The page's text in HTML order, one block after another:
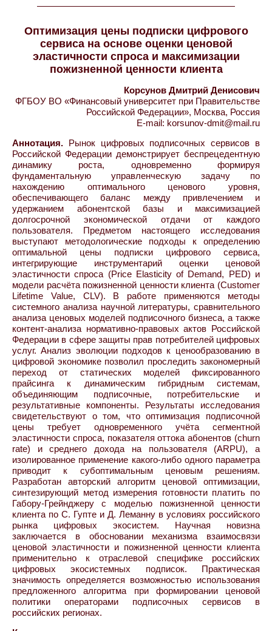
Оптимизация цены подписки цифрового
сервиса на основе оценки ценовой
эластичности спроса и максимизации
пожизненной ценности клиента
Корсунов Дмитрий Денисович
ФГБОУ ВО «Финансовый университет при Правительстве
Российской Федерации», Москва, Россия
E-mail: korsunov-dmit@mail.ru
Аннотация. Рынок цифровых подписочных сервисов в
Российской Федерации демонстрирует беспрецедентную
динамику роста, одновременно формируя
фундаментальную управленческую задачу по
нахождению оптимального ценового уровня,
обеспечивающего баланс между привлечением и
удержанием абонентской базы и максимизацией
долгосрочной экономической отдачи от каждого
пользователя. Предметом настоящего исследования
выступают методологические подходы к определению
оптимальной цены подписки цифрового сервиса,
интегрирующие инструментарий оценки ценовой
эластичности спроса (Price Elasticity of Demand, PED) и
модели расчёта пожизненной ценности клиента (Customer
Lifetime Value, CLV). В работе применяются методы
системного анализа научной литературы, сравнительного
анализа ценовых моделей подписочного бизнеса, а также
контент-анализа нормативно-правовых актов Российской
Федерации в сфере защиты прав потребителей цифровых
услуг. Анализ эволюции подходов к ценообразованию в
цифровой экономике позволил проследить закономерный
переход от статических моделей фиксированного
прайсинга к динамическим гибридным системам,
объединяющим подписочные, потребительские и
результативные компоненты. Результаты исследования
свидетельствуют о том, что оптимизация подписочной
цены требует одновременного учёта сегментной
эластичности спроса, показателя оттока абонентов (churn
rate) и среднего дохода на пользователя (ARPU), а
изолированное применение какого-либо одного параметра
приводит к субоптимальным ценовым решениям.
Разработан авторский алгоритм ценовой оптимизации,
синтезирующий метод измерения готовности платить по
Габору-Грейнджеру с моделью пожизненной ценности
клиента по С. Гупте и Д. Леманну в условиях российского
рынка цифровых экосистем. Научная новизна
заключается в обосновании механизма взаимосвязи
ценовой эластичности и пожизненной ценности клиента
применительно к отраслевой специфике российских
цифровых экосистемных подписок. Практическая
значимость определяется возможностью использования
предложенного алгоритма при формировании ценовой
политики операторами подписочных сервисов в
российских регионах.